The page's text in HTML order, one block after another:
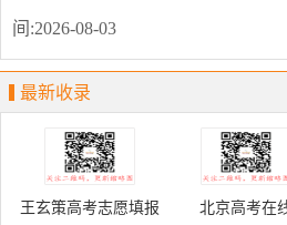
间:2026-08-03
最新收录
王玄策高考志愿填报 北京高考在